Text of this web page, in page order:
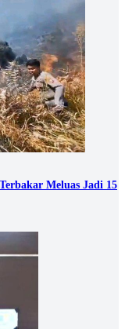
Meluas Jadi 15